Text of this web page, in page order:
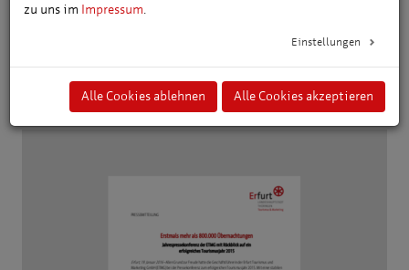
Medieninformationen
zu uns im Impressum.
Einstellungen
Alle Cookies ablehnen Alle Cookies akzeptieren